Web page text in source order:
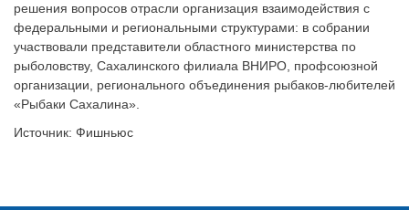
решения вопросов отрасли организация взаимодействия с
федеральными и региональными структурами: в собрании
участвовали представители областного министерства по
рыболовству, Сахалинского филиала ВНИРО, профсоюзной
организации, регионального объединения рыбаков-любителей
«Рыбаки Сахалина».
Источник: Фишньюс